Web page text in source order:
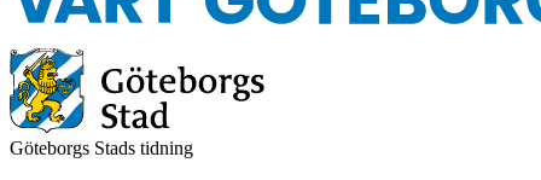
Göteborgs Stads tidning